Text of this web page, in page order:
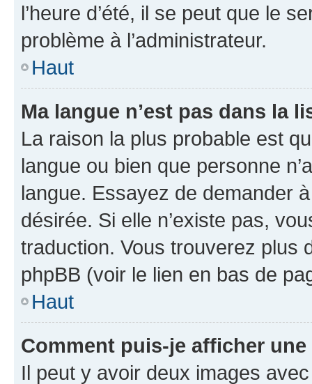
l’heure d’été, il se peut que le
problème à l’administrateur.
Haut
Ma langue n’est pas dans la
La raison la plus probable est
langue ou bien que personne
langue. Essayez de demander
désirée. Si elle n’existe pas,
traduction. Vous trouverez plus
phpBB (voir le lien en bas de
Haut
Comment puis-je afficher
Il peut y avoir deux images